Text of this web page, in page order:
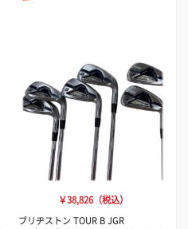
￥38,826（税込）
ブリヂストン TOUR B JGR